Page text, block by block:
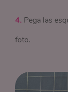
4. Pega las
foto.